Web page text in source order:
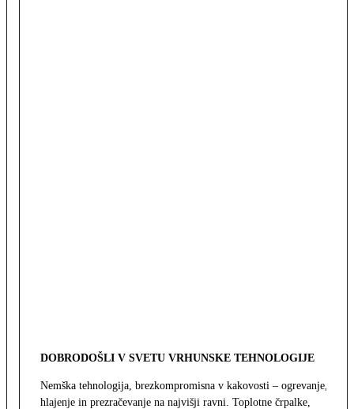
DOBRODOŠLI V SVETU VRHUNSKE TEHNOLOGIJE
Nemška tehnologija, brezkompromisna v kakovosti – ogrevanje,
hlajenje in prezračevanje na najvišji ravni. Toplotne črpalke,